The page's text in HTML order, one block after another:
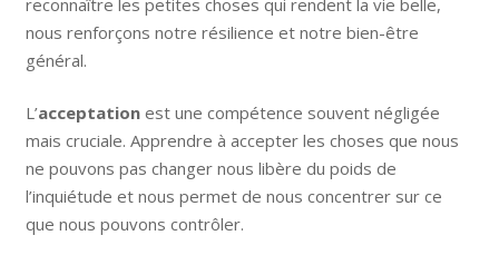
nous renforçons notre résilience et notre bien-être
général.
L’acceptationest une compétence souvent négligée
mais cruciale. Apprendre à accepter les choses que nous
ne pouvons pas changer nous libère du poids de
l’inquiétude et nous permet de nous concentrer sur ce
que nous pouvons contrôler.